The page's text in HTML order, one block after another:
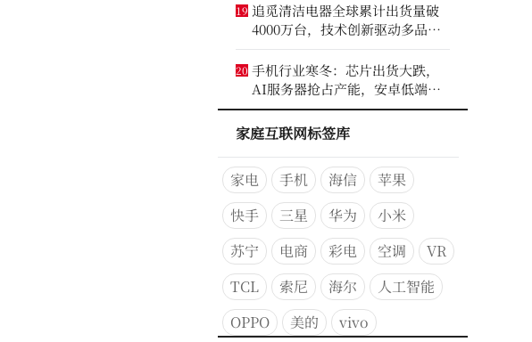
19 追觅清洁电器全球累计出货量破
4000万台，技术创新驱动多品类
增长
20 手机行业寒冬：芯片出货大跌，
AI服务器抢占产能，安卓低端压
力最大
家庭互联网标签库
家电 手机 海信
苹果
快手
三星 华为
小米
苏宁
电商 彩电 空调
VR
TCL
索尼 海尔
人工智能
OPPO
美的
vivo